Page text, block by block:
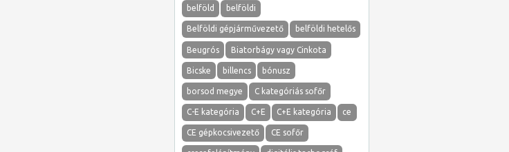
belföld belföldi
Belföldi gépjárművezető belföldi hetelős
Beugrós Biatorbágy vagy Cinkota
Bicske billencs bónusz
borsod megye C kategóriás sofőr
C-E kategória C+E C+E kategória ce
CE gépkocsivezető CE sofőr